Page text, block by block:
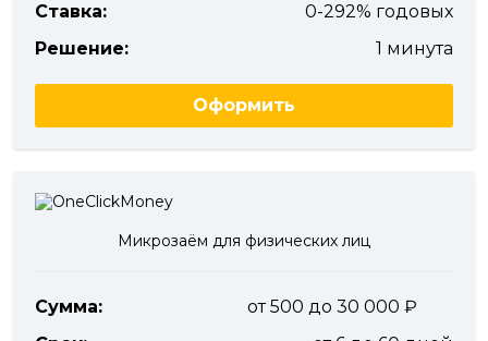
Ставка:
0-292% годовых
Решение:
1 минута
Оформить
Микрозаём для физических лиц
Сумма:
от 500 до 30 000